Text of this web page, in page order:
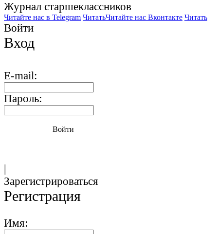
Журнал старшекласcников
Читайте нас в Telegram ЧитатьЧитайте нас Вконтакте Читать
Войти
Вход
E-mail:
Пароль:
Войти
|
Зарегистрироваться
Регистрация
Имя: